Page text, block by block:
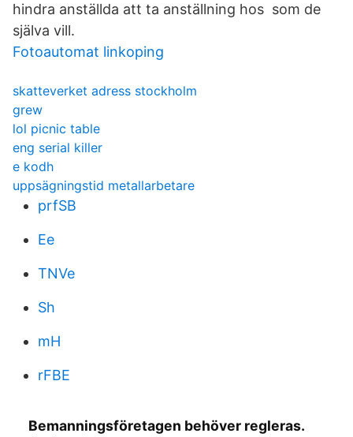
hindra anställda att ta anställning hos som de
själva vill.
Fotoautomat linkoping
skatteverket adress stockholm
grew
lol picnic table
eng serial killer
e kodh
uppsägningstid metallarbetare
prfSB
Ee
TNVe
Sh
mH
rFBE
Bemanningsföretagen behöver regleras.